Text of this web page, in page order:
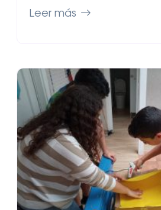
Leer más